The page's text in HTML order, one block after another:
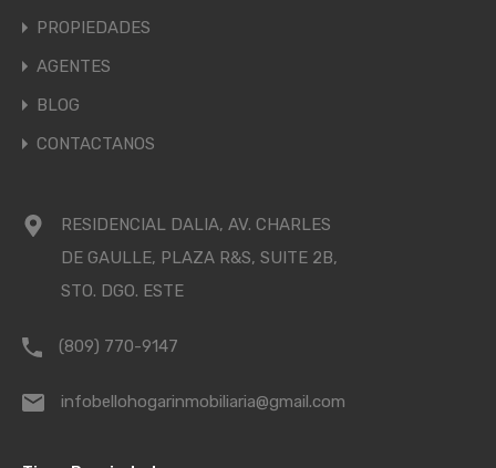
PROPIEDADES
AGENTES
BLOG
CONTACTANOS
RESIDENCIAL DALIA, AV. CHARLES
DE GAULLE, PLAZA R&S, SUITE 2B,
STO. DGO. ESTE
(809) 770-9147
infobellohogarinmobiliaria@gmail.com